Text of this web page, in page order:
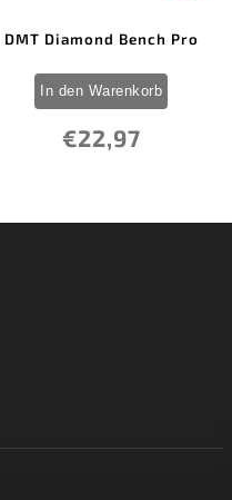
DMT Diamond Bench Pro
€22,97
In den Warenkorb